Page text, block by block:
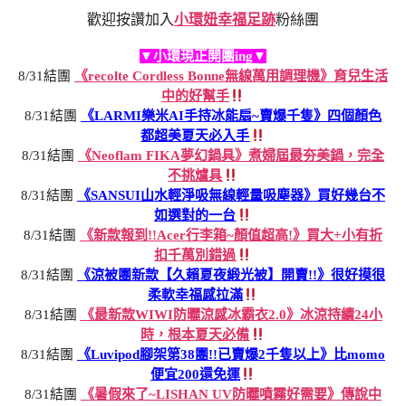
歡迎按讚加入小環妞幸福足跡粉絲團
▼小環現正開團ing▼
8/31結團
《recolte Cordless Bonne無線萬用調理機》育兒生活
中的好幫手
8/31結團
《LARMI樂米AI手持冰能扇~賣爆千隻》四個顏色
都超美夏天必入手
8/31結團
《Neoflam FIKA夢幻鍋具》煮婦屆最夯美鍋，完全
不挑爐具
8/31結團
《SANSUI山水輕淨吸無線輕量吸塵器》買好幾台不
如選對的一台
8/31結團
《新款報到!!Acer行李箱~顏值超高!》買大+小有折
扣千萬別錯過
8/31結團
《涼被團新款【久賴夏夜緞光被】開賣!!》很好摸很
柔軟幸福感拉滿
8/31結團
《最新款WIWI防曬涼感冰霸衣2.0》冰涼持續24小
時，根本夏天必備
8/31結團
《Luvipod腳架第38團!!已賣爆2千隻以上》比momo
便宜200還免運
8/31結團
《暑假來了~LISHAN UV防曬噴霧好需要》傳說中